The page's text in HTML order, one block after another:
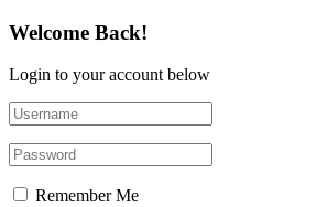
Welcome Back!
Login to your account below
Remember Me